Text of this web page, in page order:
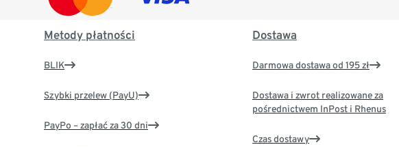
Metody płatności
BLIK
Szybki przelew (PayU)
PayPo – zapłać za 30 dni
Dostawa
Darmowa dostawa od 195 zł
Dostawa i zwrot realizowane za
pośrednictwem InPost i Rhenus
Czas dostawy